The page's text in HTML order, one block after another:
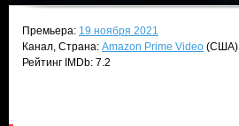
Премьера: 19 ноября 2021
Канал, Страна: Amazon Prime Video (США)
Рейтинг IMDb: 7.2